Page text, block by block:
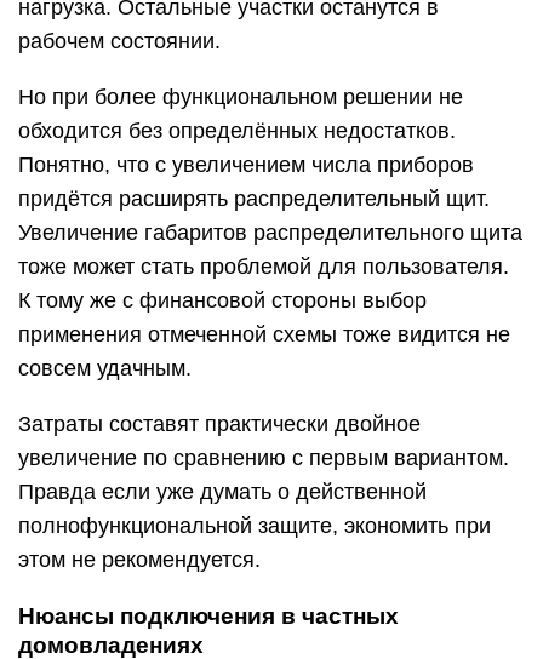
нагрузка. Остальные участки останутся в
рабочем состоянии.
Но при более функциональном решении не
обходится без определённых недостатков.
Понятно, что с увеличением числа приборов
придётся расширять распределительный щит.
Увеличение габаритов распределительного щита
тоже может стать проблемой для пользователя.
К тому же с финансовой стороны выбор
применения отмеченной схемы тоже видится не
совсем удачным.
Затраты составят практически двойное
увеличение по сравнению с первым вариантом.
Правда если уже думать о действенной
полнофункциональной защите, экономить при
этом не рекомендуется.
Нюансы подключения в частных
домовладениях